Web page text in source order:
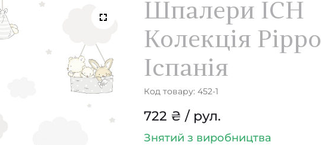
Шпалери ICH
Колекція Pippo
Іспанія
Код товару: 452-1
722 ₴ / рул.
Знятий з виробництва